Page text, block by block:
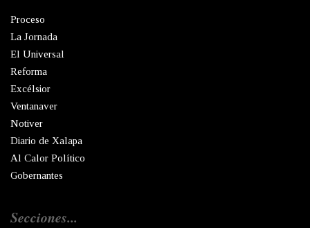
Proceso
La Jornada
El Universal
Reforma
Excélsior
Ventanaver
Notiver
Diario de Xalapa
Al Calor Político
Gobernantes
Secciones...